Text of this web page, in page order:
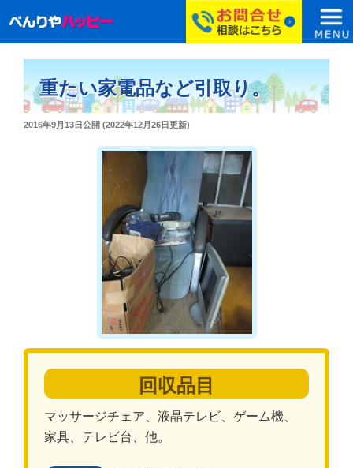
重たい家電品など引取り。
投
2016年9月13日公開 (2022年12月26日更新)
回収品目
マッサージチェア、液晶テレビ、ゲーム機、
家具、テレビ台、他。